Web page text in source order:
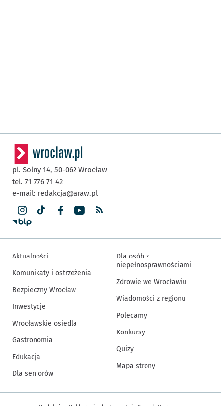
pl. Solny 14, 50-062 Wrocław
tel. 71 776 71 42
e-mail: redakcja@araw.pl
Aktualności
Komunikaty i ostrzeżenia
Bezpieczny Wrocław
Inwestycje
Wrocławskie osiedla
Gastronomia
Edukacja
Dla seniorów
Dla osób z
niepełnosprawnościami
Zdrowie we Wrocławiu
Wiadomości z regionu
Polecamy
Konkursy
Quizy
Mapa strony
Inne informacje